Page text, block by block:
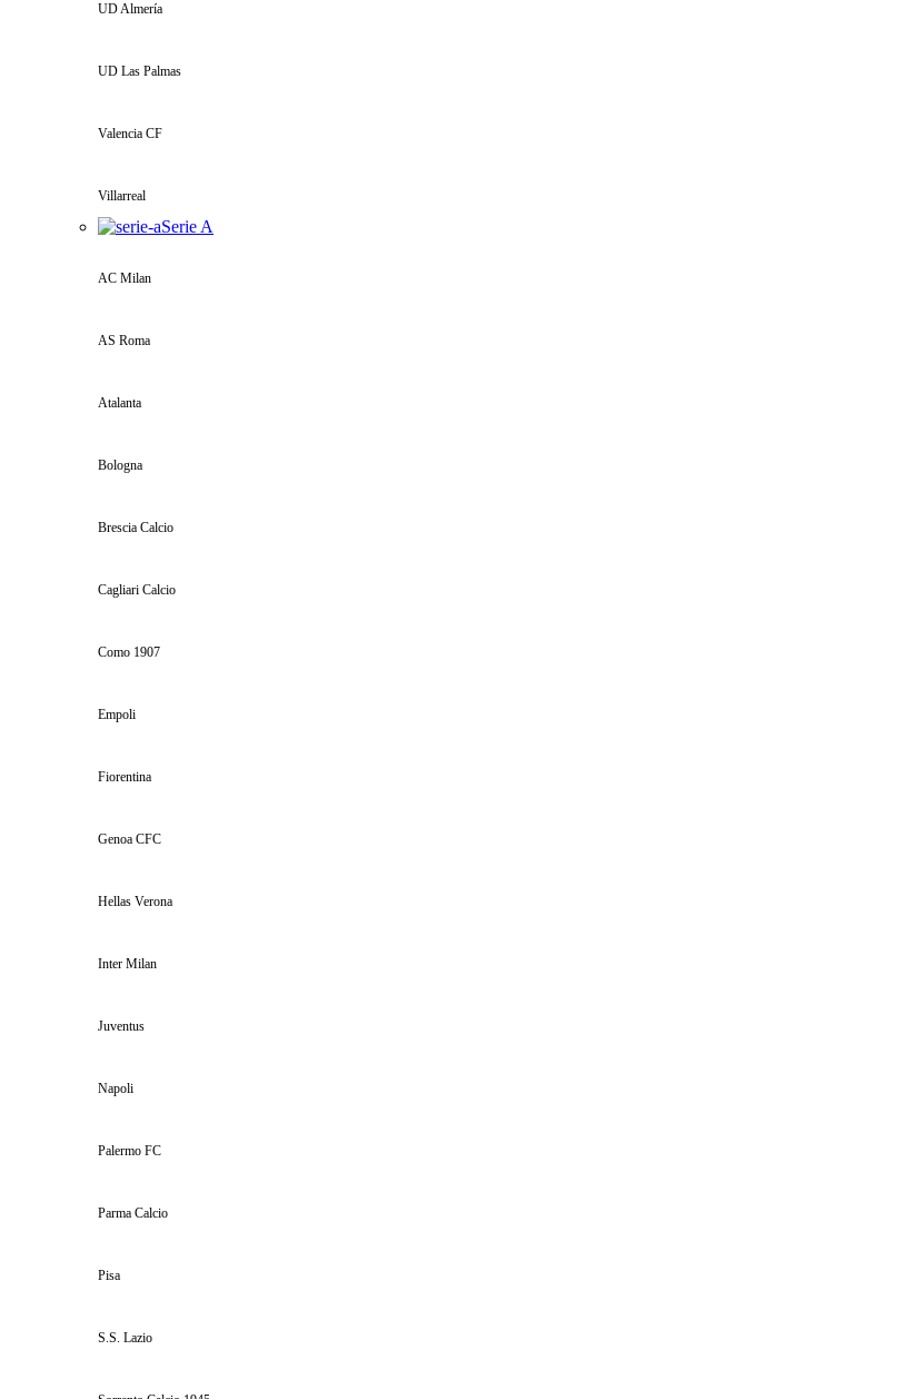
UD Almería
UD Las Palmas
Valencia CF
Villarreal
Serie A
AC Milan
AS Roma
Atalanta
Bologna
Brescia Calcio
Cagliari Calcio
Como 1907
Empoli
Fiorentina
Genoa CFC
Hellas Verona
Inter Milan
Juventus
Napoli
Palermo FC
Parma Calcio
Pisa
S.S. Lazio